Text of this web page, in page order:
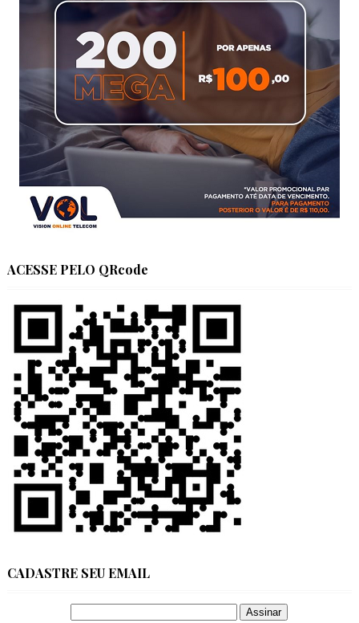
ACESSE PELO QRcode
CADASTRE SEU EMAIL